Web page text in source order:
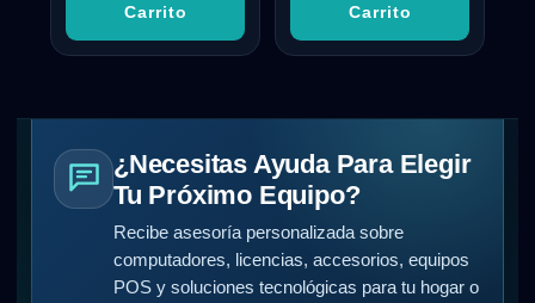
Carrito
Carrito
¿Necesitas Ayuda Para Elegir
Tu Próximo Equipo?
Recibe asesoría personalizada sobre
computadores, licencias, accesorios, equipos
POS y soluciones tecnológicas para tu hogar o